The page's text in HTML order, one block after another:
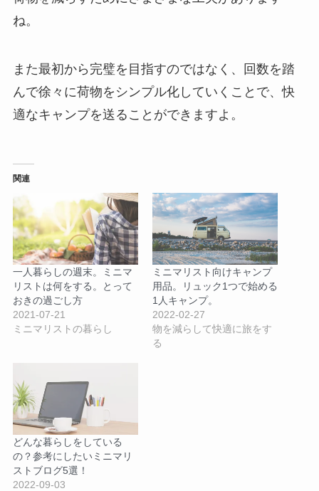
ね。
また最初から完璧を目指すのではなく、回数を踏
んで徐々に荷物をシンプル化していくことで、快
適なキャンプを送ることができますよ。
関連
一人暮らしの週末。ミニマ
リストは何をする。とって
おきの過ごし方
2021-07-21
ミニマリストの暮らし
ミニマリスト向けキャンプ
用品。リュック1つで始める
1人キャンプ。
2022-02-27
物を減らして快適に旅をす
る
どんな暮らしをしている
の？参考にしたいミニマリ
ストブログ5選！
2022-09-03